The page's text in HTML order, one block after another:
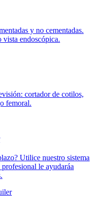
y no cementadas.
vista endoscópica.
cortador de cotilos,
femoral.
Utilice nuestro sistema
le ayudaráa